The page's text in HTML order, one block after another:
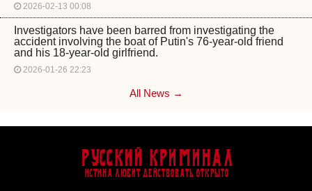
2026-02-13 00:08
Investigators have been barred from investigating the
accident involving the boat of Putin's 76-year-old friend
and his 18-year-old girlfriend.
2026-01-26 22:23
All News →
Русский Криминал
Истина любит действовать открыто